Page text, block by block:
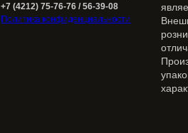
+7 (4212) 75-76-76 / 56-39-08
Политика конфиденциальности